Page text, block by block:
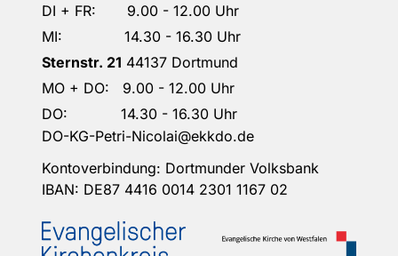
DI + FR: 9.00 - 12.00 Uhr
MI: 14.30 - 16.30 Uhr
Sternstr. 21 44137 Dortmund
MO + DO: 9.00 - 12.00 Uhr
DO: 14.30 - 16.30 Uhr
DO-KG-Petri-Nicolai@ekkdo.de
Kontoverbindung: Dortmunder Volksbank
IBAN: DE87 4416 0014 2301 1167 02